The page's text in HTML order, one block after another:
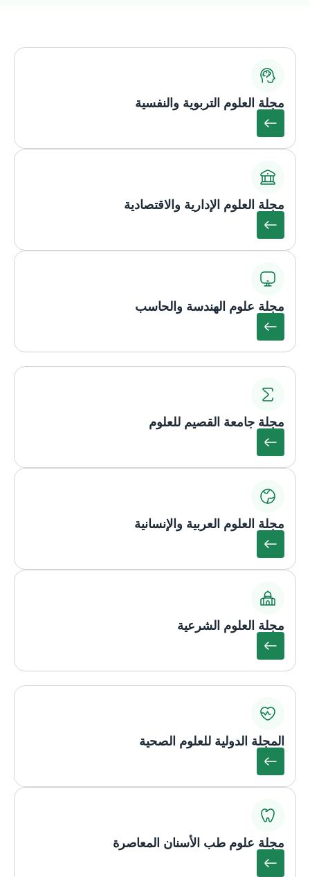
مجلة العلوم التربوية والنفسية
مجلة العلوم الإدارية والاقتصادية
مجلة علوم الهندسة والحاسب
مجلة جامعة القصيم للعلوم
مجلة العلوم العربية والإنسانية
مجلة العلوم الشرعية
المجلة الدولية للعلوم الصحية
مجلة علوم طب الأسنان المعاصرة